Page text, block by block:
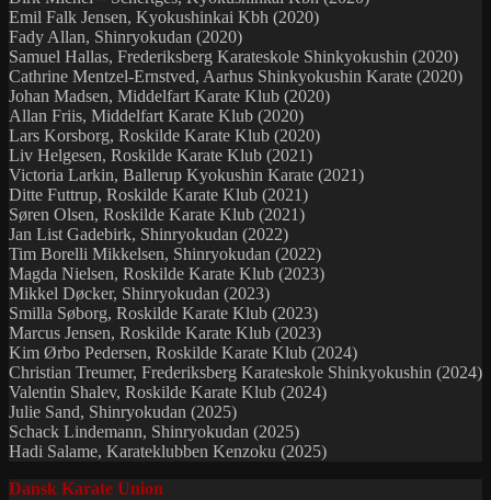
Emil Falk Jensen, Kyokushinkai Kbh (2020)
Fady Allan, Shinryokudan (2020)
Samuel Hallas, Frederiksberg Karateskole Shinkyokushin (2020)
Cathrine Mentzel-Ernstved, Aarhus Shinkyokushin Karate (2020)
Johan Madsen, Middelfart Karate Klub (2020)
Allan Friis, Middelfart Karate Klub (2020)
Lars Korsborg, Roskilde Karate Klub (2020)
Liv Helgesen, Roskilde Karate Klub (2021)
Victoria Larkin, Ballerup Kyokushin Karate (2021)
Ditte Futtrup, Roskilde Karate Klub (2021)
Søren Olsen, Roskilde Karate Klub (2021)
Jan List Gadebirk, Shinryokudan (2022)
Tim Borelli Mikkelsen, Shinryokudan (2022)
Magda Nielsen, Roskilde Karate Klub (2023)
Mikkel Døcker, Shinryokudan (2023)
Smilla Søborg, Roskilde Karate Klub (2023)
Marcus Jensen, Roskilde Karate Klub (2023)
Kim Ørbo Pedersen, Roskilde Karate Klub (2024)
Christian Treumer, Frederiksberg Karateskole Shinkyokushin (2024)
Valentin Shalev, Roskilde Karate Klub (2024)
Julie Sand, Shinryokudan (2025)
Schack Lindemann, Shinryokudan (2025)
Hadi Salame, Karateklubben Kenzoku (2025)
Dansk Karate Union